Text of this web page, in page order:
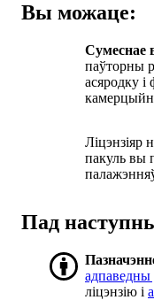
Вы можаце:
Сумеснае
паўторны
асяродку
Ліцэнзіяр
пакуль вы
Пад
адпаведны
ліцэнзію і